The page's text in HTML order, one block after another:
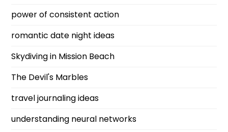
power of consistent action
romantic date night ideas
Skydiving in Mission Beach
The Devil's Marbles
travel journaling ideas
understanding neural networks